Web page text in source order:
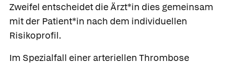
Zweifel entscheidet die Ärzt*in dies gemeinsam
mit der Patient*in nach dem individuellen
Risikoprofil.
Im Spezialfall einer arteriellen Thrombose